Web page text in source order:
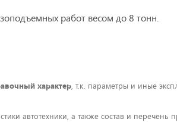
работ весом до 8 тонн.
характер, т.к. параметры и иные
автотехники, а также состав и